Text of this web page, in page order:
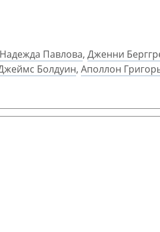
Надежда Павлова, Дженни
Болдуин, Аполлон